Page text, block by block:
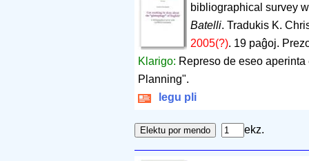
bibliographical survey
Batelli. Tradukis K.
2005(?). 19 paĝoj.
Klarigo: Represo de eseo
Planning".
legu pli
ekz.